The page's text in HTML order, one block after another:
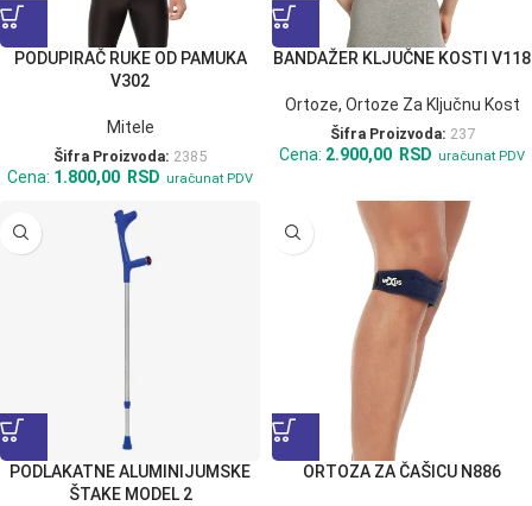
PODUPIRAČ RUKE OD PAMUKA
V302
Mitele
Šifra Proizvoda: 2385
Cena: 1.800,00 RSD uračunat PDV
BANDAŽER KLJUČNE KOSTI V118
Ortoze, Ortoze Za Ključnu Kost
Šifra Proizvoda: 237
Cena: 2.900,00 RSD uračunat PDV
PODLAKATNE ALUMINIJUMSKE
ŠTAKE MODEL 2
ORTOZA ZA ČAŠICU N886